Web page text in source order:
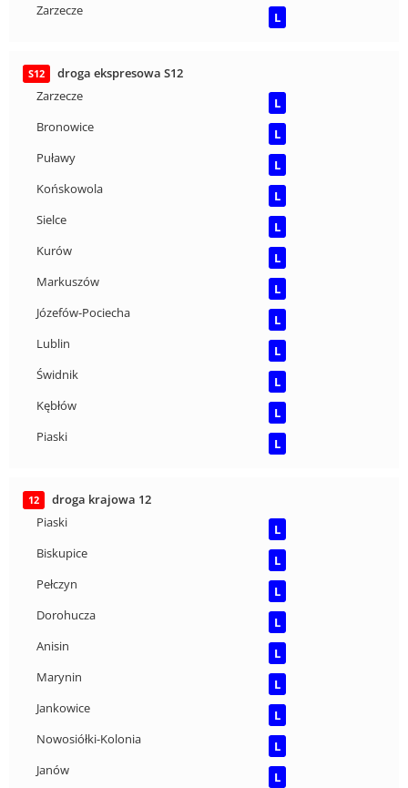
Zarzecze
L
S12
droga ekspresowa S12
Zarzecze
L
Bronowice
L
Puławy
L
Końskowola
L
Sielce
L
Kurów
L
Markuszów
L
Józefów-Pociecha
L
Lublin
L
Świdnik
L
Kębłów
L
Piaski
L
12
droga krajowa 12
Piaski
L
Biskupice
L
Pełczyn
L
Dorohucza
L
Anisin
L
Marynin
L
Jankowice
L
Nowosiółki-Kolonia
L
Janów
L